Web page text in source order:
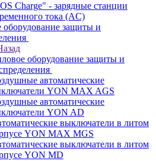
Charge" - зарядные станции
тока (AC)
оборудование защиты и
оборудование защиты и
автоматические
YON MAX AGS
автоматические
YON AD
выключатели в литом
YON MAX MGS
выключатели в литом
YON MD